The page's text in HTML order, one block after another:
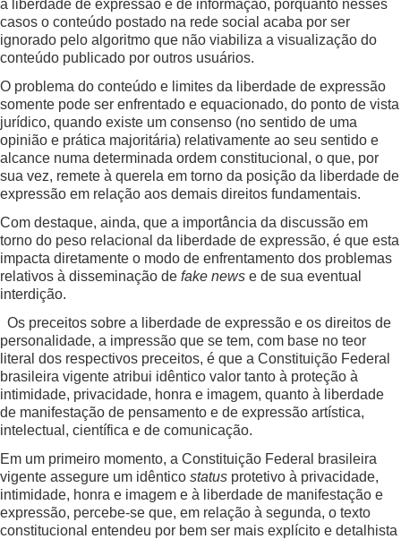
a liberdade de expressão e de informação, porquanto nesses
casos o conteúdo postado na rede social acaba por ser
ignorado pelo algoritmo que não viabiliza a visualização do
conteúdo publicado por outros usuários.
O problema do conteúdo e limites da liberdade de expressão
somente pode ser enfrentado e equacionado, do ponto de vista
jurídico, quando existe um consenso (no sentido de uma
opinião e prática majoritária) relativamente ao seu sentido e
alcance numa determinada ordem constitucional, o que, por
sua vez, remete à querela em torno da posição da liberdade de
expressão em relação aos demais direitos fundamentais.
Com destaque, ainda, que a importância da discussão em
torno do peso relacional da liberdade de expressão, é que esta
impacta diretamente o modo de enfrentamento dos problemas
relativos à disseminação de fake news e de sua eventual
interdição.
Os preceitos sobre a liberdade de expressão e os direitos de
personalidade, a impressão que se tem, com base no teor
literal dos respectivos preceitos, é que a Constituição Federal
brasileira vigente atribui idêntico valor tanto à proteção à
intimidade, privacidade, honra e imagem, quanto à liberdade
de manifestação de pensamento e de expressão artística,
intelectual, científica e de comunicação.
Em um primeiro momento, a Constituição Federal brasileira
vigente assegure um idêntico status protetivo à privacidade,
intimidade, honra e imagem e à liberdade de manifestação e
expressão, percebe-se que, em relação à segunda, o texto
constitucional entendeu por bem ser mais explícito e detalhista